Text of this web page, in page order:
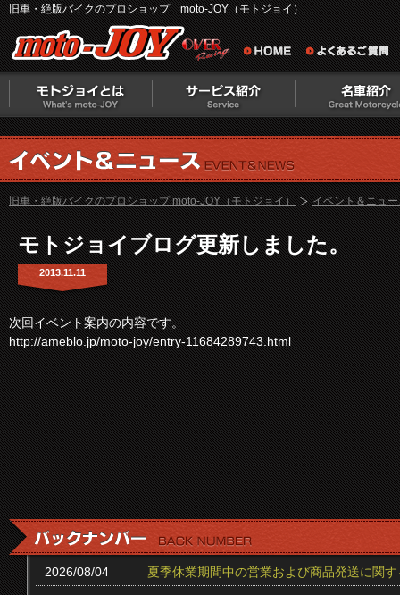
旧車・絶版バイクのプロショップ moto-JOY（モトジョイ）
旧車・絶版バイクのプロショップ moto-JOY（モトジョイ） イベント＆ニュ
モトジョイブログ更新しました。
2013.11.11
次回イベント案内の内容です。
http://ameblo.jp/moto-joy/entry-11684289743.html
2026/08/04 夏季休業期間中の営業および商品発送に関